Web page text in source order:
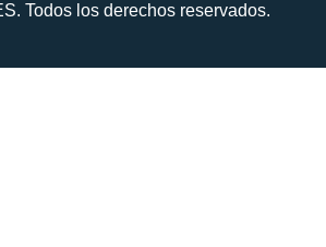
Todos los derechos reservados.